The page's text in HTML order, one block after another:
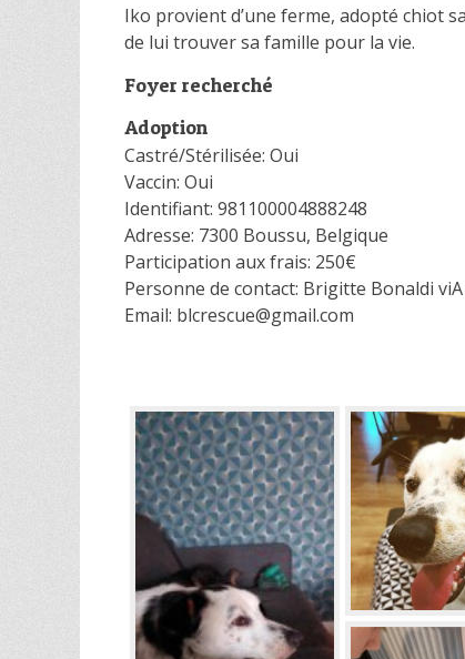
Iko provient d’une ferme, adopté chiot
de lui trouver sa famille pour la vie.
Foyer recherché
Adoption
Castré/Stérilisée: Oui
Vaccin: Oui
Identifiant: 981100004888248
Adresse: 7300 Boussu, Belgique
Participation aux frais: 250€
Personne de contact: Brigitte Bonaldi viA
Email: blcrescue@gmail.com